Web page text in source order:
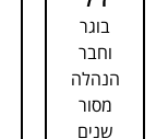
בוגר
וחבר
הנהלה
מסור
שנים